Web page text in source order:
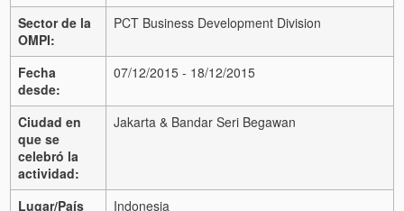
Sector de la
OMPI:
PCT Business Development Division
Fecha
desde:
07/12/2015 - 18/12/2015
Ciudad en
que se
celebró la
actividad:
Jakarta & Bandar Seri Begawan
Lugar/País
Indonesia